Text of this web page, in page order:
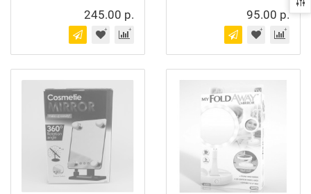
245.00 р. 95.00 р.